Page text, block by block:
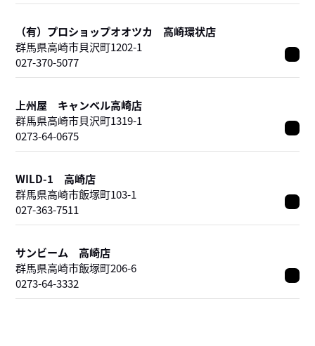
（有）プロショップオオツカ 高崎環状店
群馬県高崎市貝沢町1202-1
027-370-5077
上州屋 キャンベル高崎店
群馬県高崎市貝沢町1319-1
0273-64-0675
WILD-1 高崎店
群馬県高崎市飯塚町103-1
027-363-7511
サンビーム 高崎店
群馬県高崎市飯塚町206-6
0273-64-3332